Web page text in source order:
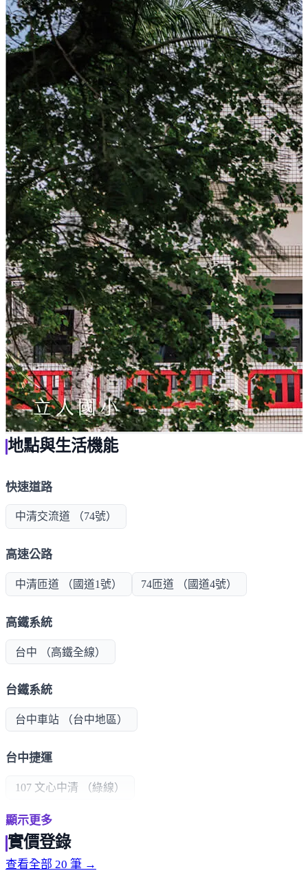
地點與生活機能
快速道路
中清交流道 （74號）
高速公路
中清匝道 （國道1號） 74匝道 （國道4號）
高鐵系統
台中 （高鐵全線）
台鐵系統
台中車站 （台中地區）
台中捷運
107 文心中清 （綠線）
學區/學校
顯示更多
實價登錄
查看全部 20 筆 →